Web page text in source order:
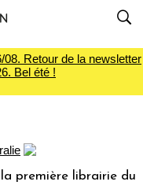
Retour de la newsletter
Bel été !
du voyage Le